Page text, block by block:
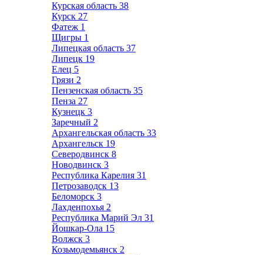
Курская область 38
Курск 27
Фатеж 1
Щигры 1
Липецкая область 37
Липецк 19
Елец 5
Грязи 2
Пензенская область 35
Пенза 27
Кузнецк 3
Заречный 2
Архангельская область 33
Архангельск 19
Северодвинск 8
Новодвинск 3
Республика Карелия 31
Петрозаводск 13
Беломорск 3
Лахденпохья 2
Республика Марий Эл 31
Йошкар-Ола 15
Волжск 3
Козьмодемьянск 2